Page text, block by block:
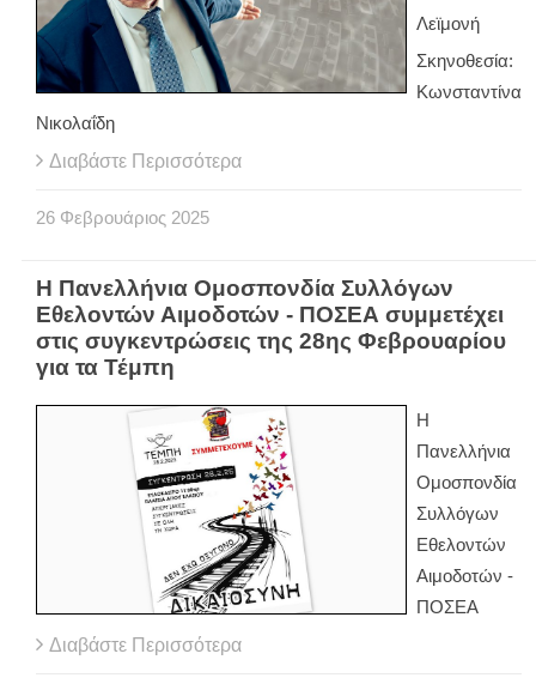
Λεϊμονή
Σκηνοθεσία:
Κωνσταντίνα
Νικολαΐδη
Διαβάστε Περισσότερα
26 Φεβρουάριος 2025
Η Πανελλήνια Ομοσπονδία Συλλόγων
Εθελoντών Αιμοδοτών - ΠΟΣΕΑ συμμετέχει
στις συγκεντρώσεις της 28ης Φεβρουαρίου
για τα Τέμπη
Η
Πανελλήνια
Ομοσπονδία
Συλλόγων
Εθελoντών
Αιμοδοτών -
ΠΟΣΕΑ
Διαβάστε Περισσότερα